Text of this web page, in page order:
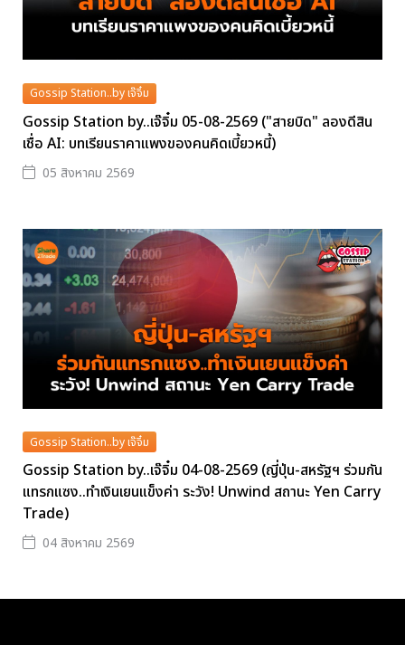
Gossip Station..by เจ๊จิ๋ม
Gossip Station by..เจ๊จิ๋ม 05-08-2569 ("สายบิด" ลองดีสิน
เชื่อ AI: บทเรียนราคาแพงของคนคิดเบี้ยวหนี้)
05 สิงหาคม 2569
Gossip Station..by เจ๊จิ๋ม
Gossip Station by..เจ๊จิ๋ม 04-08-2569 (ญี่ปุ่น-สหรัฐฯ ร่วมกัน
แทรกแซง..ทำเงินเยนแข็งค่า ระวัง! Unwind สถานะ Yen Carry
Trade)
04 สิงหาคม 2569